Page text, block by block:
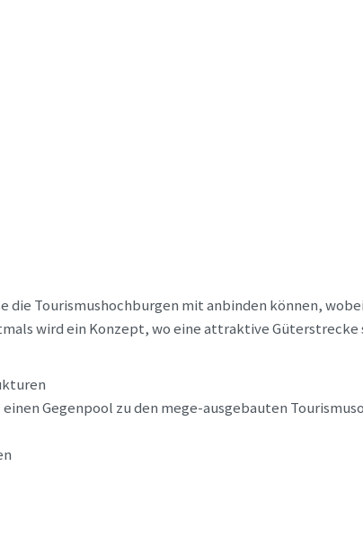
die Tourismushochburgen mit anbinden können,
wird ein Konzept, wo eine attraktive Güterstrecke
Gegenpool zu den mege-ausgebauten